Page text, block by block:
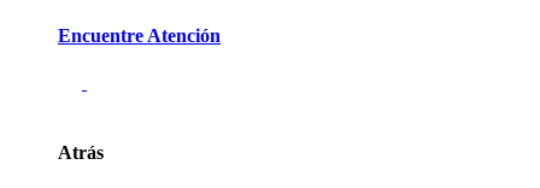
Encuentre Atención
Atrás